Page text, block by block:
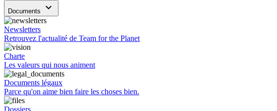
Documents keyboard_arrow_down
Newsletters
Retrouvez l'actualité de Team for the Planet
Charte
Les valeurs qui nous animent
Documents légaux
Parce qu'on aime bien faire les choses bien.
Dossiers